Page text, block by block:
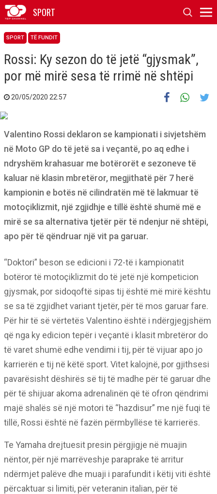
SPORT
SPORT TË FUNDIT
Rossi: Ky sezon do të jetë “gjysmak”,
por më mirë sesa të rrimë në shtëpi
20/05/2020 22:57
Valentino Rossi deklaron se kampionati i sivjetshëm
në Moto GP do të jetë sa i veçantë, po aq edhe i
ndryshëm krahasuar me botërorët e sezoneve të
kaluar në klasin mbretëror, megjithatë për 7 herë
kampionin e botës në cilindratën më të lakmuar të
motoçiklizmit, një zgjidhje e tillë është shumë më e
mirë se sa alternativa tjetër për të ndenjur në shtëpi,
apo për të qëndruar një vit pa garuar.
“Doktori” beson se edicioni i 72-të i kampionatit
botëror të motoçiklizmit do të jetë një kompeticion
gjysmak, por sidoqoftë sipas tij është më mirë kështu
se sa të zgjidhet variant tjetër, për të mos garuar fare.
Për hir të së vërtetës Valentino është i ndërgjegjshëm
që nga ky edicion tepër i veçantë i klasit mbretëror do
të varet shumë edhe vendimi i tij, për të vijuar apo jo
karrierën e tij në këtë sport. Vitet kalojnë, por gjithsesi
pavarësisht dëshirës së tij të madhe për të garuar dhe
për të shijuar akoma adrenalinën që të ofron qëndrimi
majë shalës së një motori të “hazdisur” me një fuqi të
tillë, Rossi është në fazën përmbyllëse të karrierës.
Te Yamaha drejtuesit presin përgjigje në muajin
nëntor, për një marrëveshje paraprake të arritur
ndërmjet palëve dhe muaji i parafundit i këtij viti është
përcaktuar si limiti, për veteranin italian, për të